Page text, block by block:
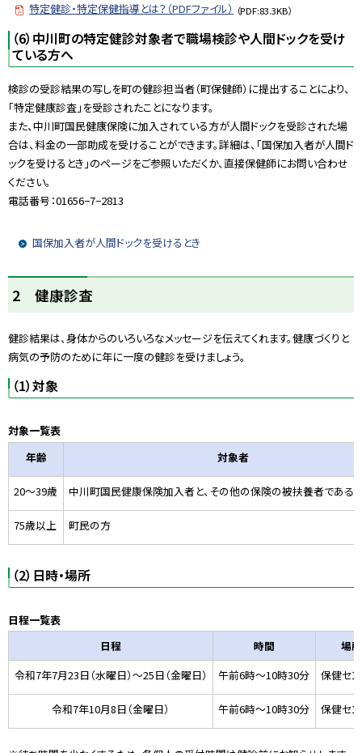
特定健診・特定保健指導とは？（PDFファイル） （PDF:83.3KB）
（6）中川町の特定健診対象者で職場検診や人間ドックを受け
ている方へ
検診の受診結果の写しを町の健診担当者（町保健師）に提出することにより、
「特定健康診査」を受診されたことになります。
また、中川町国民健康保険に加入されている方が人間ドックを受診された場
合は、料金の一部助成を受けることができます。詳細は、「国保加入者が人間ド
ックを受けるとき」のページをご参照いただくか、直接保健師にお問い合わせ
ください。
電話番号：01656−7−2813
国保加入者が人間ドックを受けるとき
ッ
に
戻
る
2 健康診査
健診結果は、身体からのいろいろなメッセージを伝えてくれます。健康づくりと
病気の予防のために年に一度の健診を受けましょう。
（1）対象
対象一覧表
年齢
対象者
20～39歳 中川町国民健康保険加入者と、その他の保険の被扶養者である
75歳以上 町民の方
（2）日時・場所
日程一覧表
日程
時間
場所
令和7年7月23日（水曜日）～25日（金曜日） 午前6時〜10時30分 保健セ
令和7年10月8日（金曜日） 午前6時〜10時30分 保健セ